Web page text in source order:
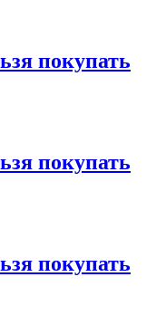
покупать
покупать
покупать